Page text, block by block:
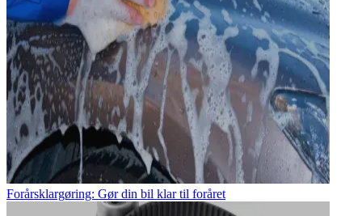
Forårsklargøring: Gør din bil klar til foråret